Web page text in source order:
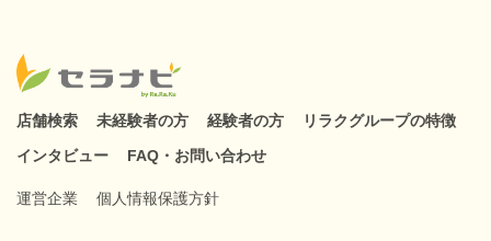
店舗検索 未経験者の方 経験者の方
リラクグループの特徴
インタビュー
FAQ・お問い合わせ
運営企業 個人情報保護方針